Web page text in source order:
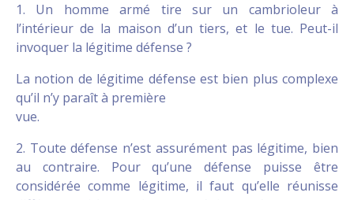
1. Un homme armé tire sur un cambrioleur à
l’intérieur de la maison d’un tiers, et le tue. Peut-il
invoquer la légitime défense ?
La notion de légitime défense est bien plus complexe
qu’il n’y paraît à première
vue.
2. Toute défense n’est assurément pas légitime, bien
au contraire. Pour qu’une défense puisse être
considérée comme légitime, il faut qu’elle réunisse